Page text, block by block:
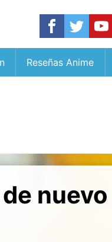
Reseñas Anime
nuevo